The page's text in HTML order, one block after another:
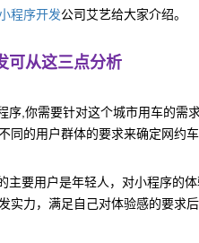
小程序开发公司艾艺给大家介绍。
可从这三点分析
序,你需要针对这个城市用车的需
同的用户群体的要求来确定网约车
主要用户是年轻人，对小程序的
实力，满足自己对体验感的要求